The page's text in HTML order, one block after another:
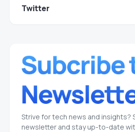
Twitter
Strive for tech news and insights?
newsletter and stay up-to-date